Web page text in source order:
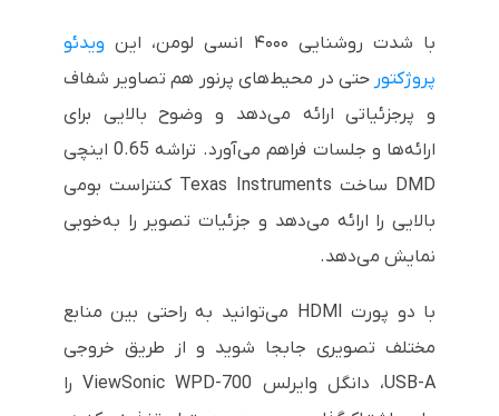
با شدت روشنایی ۴۰۰۰ انسی لومن، این
ویدئو
پروژکتور حتی در محیط‌های پرنور هم تصاویر شفاف
و پرجزئیاتی ارائه می‌دهد و وضوح بالایی برای
ارائه‌ها و جلسات فراهم می‌آورد. تراشه 0.65 اینچی
DMD ساخت Texas Instruments کنتراست بومی
بالایی را ارائه می‌دهد و جزئیات تصویر را به‌خوبی
نمایش می‌دهد.
با دو پورت HDMI می‌توانید به راحتی بین منابع
مختلف تصویری جابجا شوید و از طریق خروجی
USB-A، دانگل وایرلس ViewSonic WPD-700 را